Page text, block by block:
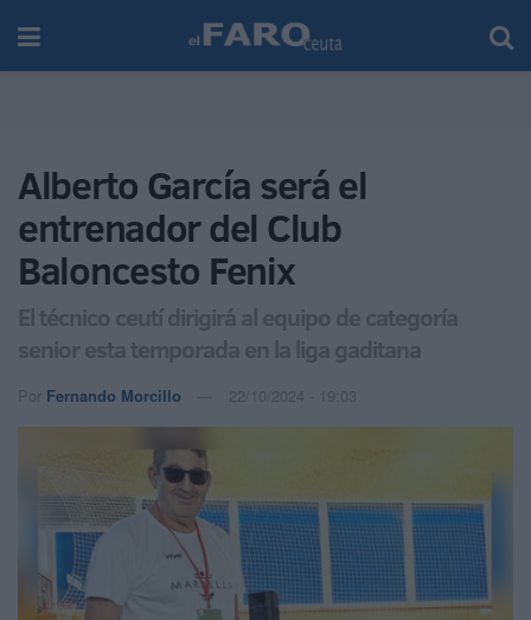
Alberto García será el
entrenador del Club
Baloncesto Fenix
El técnico ceutí dirigirá al equipo de categoría
senior esta temporada en la liga gaditana
Por Fernando Morcillo 22/10/2024 - 19:03